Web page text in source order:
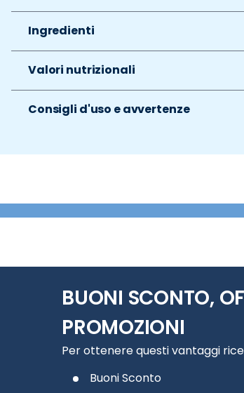
Ingredienti
Valori nutrizionali
Consigli d'uso e avvertenze
BUONI SCONTO,
PROMOZIONI
Per ottenere questi vantaggi
Buoni Sconto